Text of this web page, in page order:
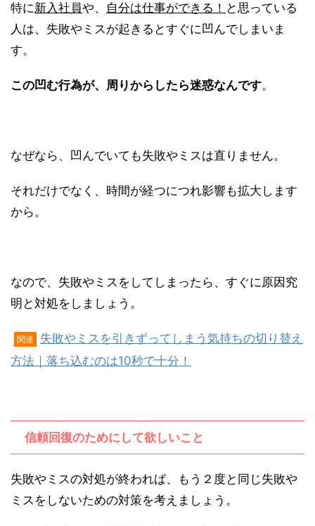
特に新入社員や、 自分は仕事ができる！ と思っている
人は、失敗やミスが起きるとすぐに凹んでしまいま
す。
この凹む行為が、周りからしたら迷惑なんです。
なぜなら、凹んでいても失敗やミスは直りません。
それだけでなく、時間が経つにつれ影響も拡大します
から。
なので、失敗やミスをしてしまったら、すぐに原因究
明と対処をしましょう。
関連
失敗やミスを引きずってしまう気持ちの切り替え
方法｜落ち込むのは10秒で十分！
信頼回復のためにして欲しいこと
失敗やミスの対処が終われば、もう２度と同じ失敗や
ミスをしないための対策を考えましょう。